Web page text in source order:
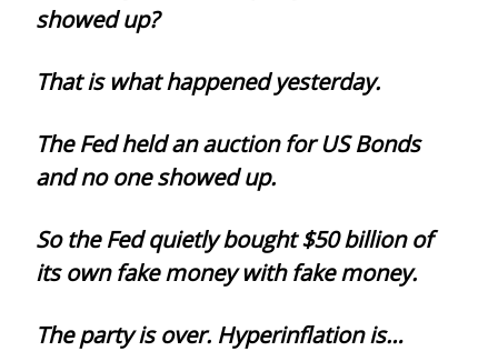
showed up?
That is what happened yesterday.
The Fed held an auction for US Bonds
and no one showed up.
So the Fed quietly bought $50 billion of
its own fake money with fake money.
The party is over. Hyperinflation is…